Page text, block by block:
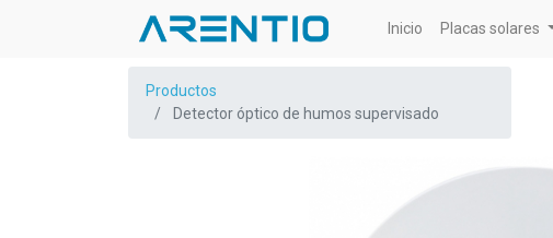
Inicio Placas solares
Productos
Detector óptico de humos supervisado